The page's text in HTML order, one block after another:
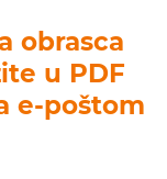
obrasca
u PDF
e-poštom